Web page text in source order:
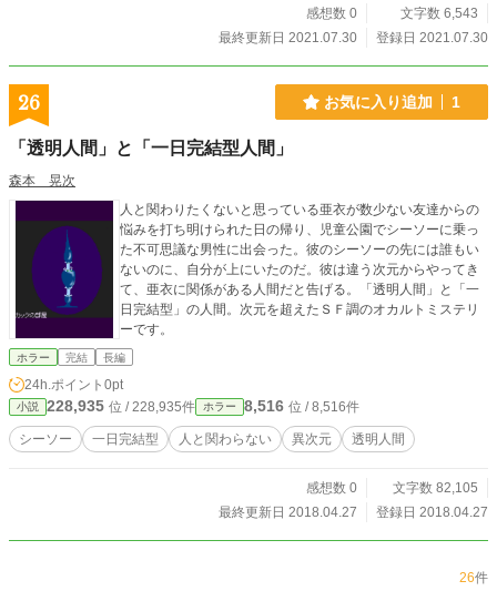
感想数 0
文字数 6,543
最終更新日 2021.07.30
登録日 2021.07.30
26 お気に入り追加 1
「透明人間」と「一日完結型人間」
森本 晃次
人と関わりたくないと思っている亜衣が数少ない友達からの
悩みを打ち明けられた日の帰り、児童公園でシーソーに乗っ
た不可思議な男性に出会った。彼のシーソーの先には誰もい
ないのに、自分が上にいたのだ。彼は違う次元からやってき
て、亜衣に関係がある人間だと告げる。「透明人間」と「一
日完結型」の人間。次元を超えたＳＦ調のオカルトミステリ
ーです。
ホラー 完結 長編
24h.ポイント 0pt
小説 228,935 位 / 228,935件 ホラー 8,516 位 / 8,516件
シーソー 一日完結型 人と関わらない 異次元 透明人間
感想数 0
文字数 82,105
最終更新日 2018.04.27
登録日 2018.04.27
26件